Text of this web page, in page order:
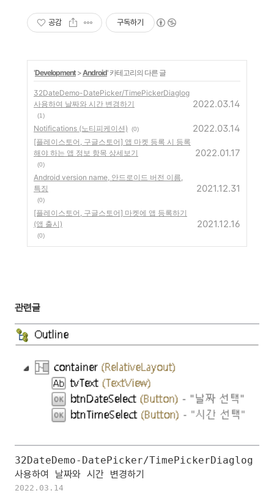
공감 구독하기
'Development >Android' 카테고리의 다른 글
32DateDemo-DatePicker/TimePickerDiaglog
사용하여 날짜와 시간 변경하기
(1)
2022.03.14
Notifications (노티피케이션) (0) 2022.03.14
[플레이스토어, 구글스토어] 앱 마켓 등록 시 등록
해야 하는 앱 정보 항목 상세보기
(0)
2022.01.17
Android version name, 안드로이드 버전 이름,
특징
(0)
2021.12.31
[플레이스토어, 구글스토어] 마켓에 앱 등록하기
(앱 출시)
(0)
2021.12.16
관련글
32DateDemo-DatePicker/TimePickerDiaglog
사용하여 날짜와 시간 변경하기
2022.03.14